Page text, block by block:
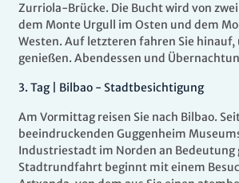
Zurriola-Brücke. Die Bucht wird von
dem Monte Urgull im Osten und dem
Westen. Auf letzteren fahren Sie hinauf,
genießen. Abendessen und
3. Tag | Bilbao - Stadtbesichtigung
Am Vormittag reisen Sie nach Bilbao.
beeindruckenden Guggenheim
Industriestadt im Norden an Bedeutung
Stadtrundfahrt beginnt mit einem